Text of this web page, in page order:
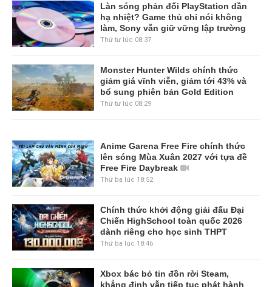
Làn sóng phản đối PlayStation dần
hạ nhiệt? Game thủ chỉ nói không
làm, Sony vẫn giữ vững lập trường
Thứ tư lúc 08:37
Monster Hunter Wilds chính thức
giảm giá vĩnh viễn, giảm tới 43% và
bổ sung phiên bản Gold Edition
Thứ tư lúc 08:29
Anime Garena Free Fire chính thức
lên sóng Mùa Xuân 2027 với tựa đề
Free Fire Daybreak
Thứ ba lúc 18:52
Chính thức khởi động giải đấu Đại
Chiến HighSchool toàn quốc 2026
dành riêng cho học sinh THPT
Thứ ba lúc 18:46
Xbox bác bỏ tin đồn rời Steam,
khẳng định vẫn tiếp tục phát hành